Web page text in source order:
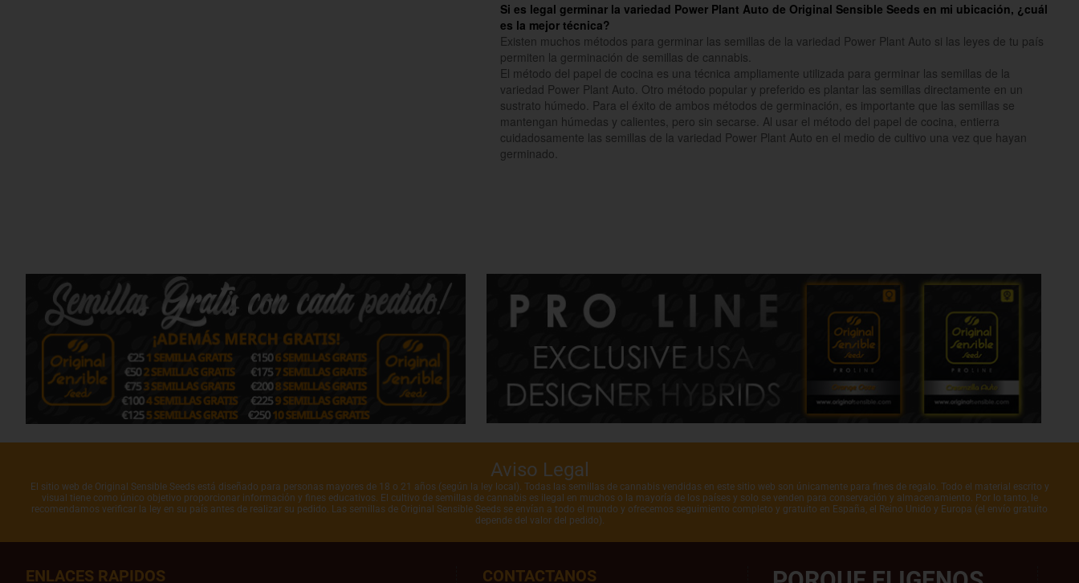
Si es legal germinar la variedad Power Plant Auto de Original Sensible Seeds en mi ubicación, ¿cuál
es la mejor técnica?
Existen muchos métodos para germinar las semillas de la variedad Power Plant Auto si las leyes de tu país
permiten la germinación de semillas de cannabis.
El método del papel de cocina es una técnica ampliamente utilizada para germinar las semillas de la
variedad Power Plant Auto. Otro método popular y preferido es plantar las semillas directamente en un
sustrato húmedo. Para el éxito de ambos métodos de germinación, es importante que las semillas se
mantengan húmedas y calientes, pero sin secarse. Al usar el método del papel de cocina, entierra
cuidadosamente las semillas de la variedad Power Plant Auto en el medio de cultivo una vez que hayan
germinado.
Aviso Legal
El sitio web de Original Sensible Seeds está diseñado para personas mayores de 18 o 21 años (según la ley local). Todas las semillas de cannabis vendidas en este sitio web son únicamente para fines de regalo. Todo el material escrito y
visual tiene como único objetivo proporcionar información y fines educativos. El cultivo de semillas de cannabis es ilegal en muchos o la mayoría de los países y solo se venden para conservación y almacenamiento. Por lo tanto, le
recomendamos verificar la ley en su país antes de realizar su pedido. Las semillas de Original Sensible Seeds se envían a todo el mundo y ofrecemos seguimiento completo y gratuito en España, el Reino Unido y Europa (el envío gratuito
depende del valor del pedido).
ENLACES RAPIDOS CONTACTANOS